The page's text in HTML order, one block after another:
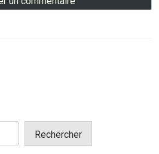
Rechercher